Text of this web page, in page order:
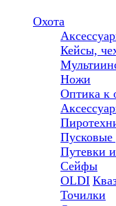
Охота
Кейсы,
Ножи
Оптика к
Пусковые
Путевки
Сейфы
OLDI
Точилки